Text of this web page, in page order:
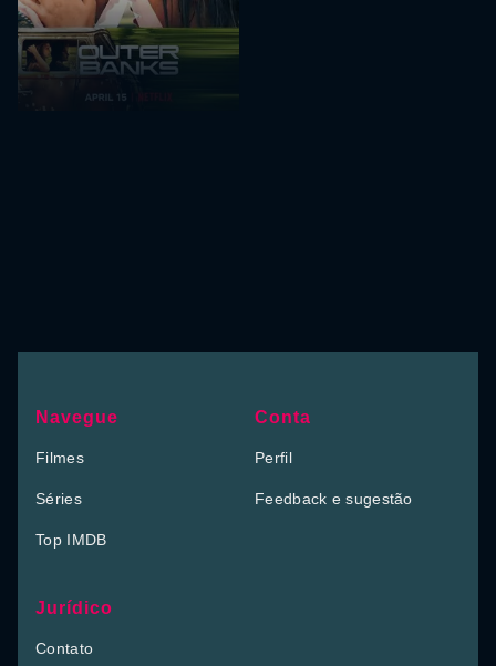
Navegue
Filmes
Séries
Top IMDB
Conta
Perfil
Feedback e sugestão
Jurídico
Contato